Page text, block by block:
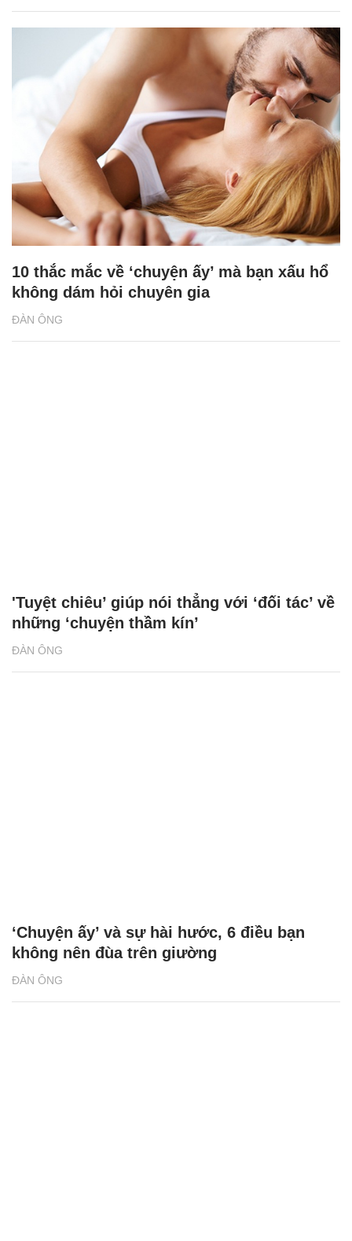
ĐÀN ÔNG
10 thắc mắc về ‘chuyện ấy’ mà bạn xấu hổ
không dám hỏi chuyên gia
ĐÀN ÔNG
'Tuyệt chiêu’ giúp nói thẳng với ‘đối tác’ về
những ‘chuyện thầm kín’
ĐÀN ÔNG
‘Chuyện ấy’ và sự hài hước, 6 điều bạn
không nên đùa trên giường